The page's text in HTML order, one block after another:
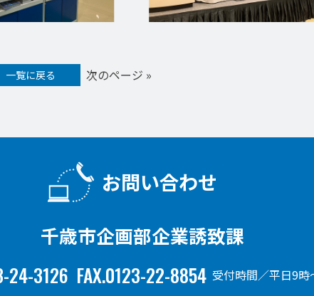
一覧に戻る 次のページ »
お問い合わせ
千歳市企画部企業誘致課
24-3126 FAX.0123-22-8854 受付時間／平日9時